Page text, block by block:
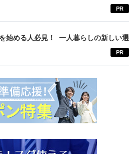
PR
始める人必見！ 一人暮らしの新しい選
PR